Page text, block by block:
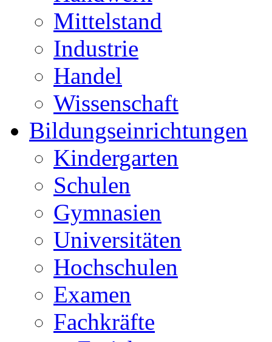
Mittelstand
Industrie
Handel
Wissenschaft
Bildungseinrichtungen
Kindergarten
Schulen
Gymnasien
Universitäten
Hochschulen
Examen
Fachkräfte